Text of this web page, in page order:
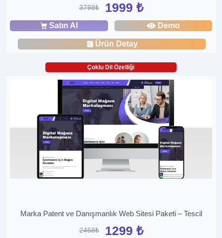
3798₺ 1999 ₺
Satın Al Demo
Ürün Detay
Çoklu Dil Özelliği
Marka Patent ve Danışmanlık Web Sitesi Paketi – Tescil
2468₺ 1299 ₺